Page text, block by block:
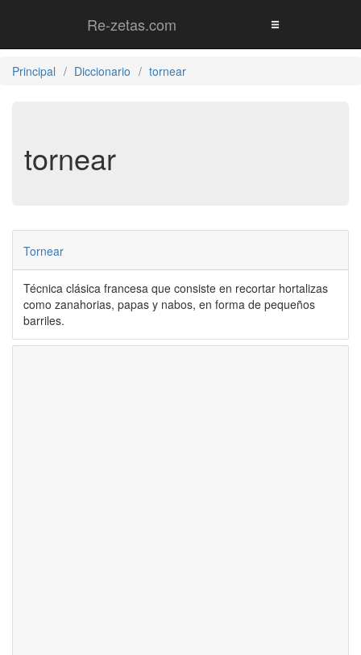
Re-zetas.com
Principal Diccionario tornear
tornear
Tornear
Técnica clásica francesa que consiste en recortar hortalizas
como zanahorias, papas y nabos, en forma de pequeños
barriles.